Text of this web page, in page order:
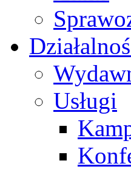
Usługi